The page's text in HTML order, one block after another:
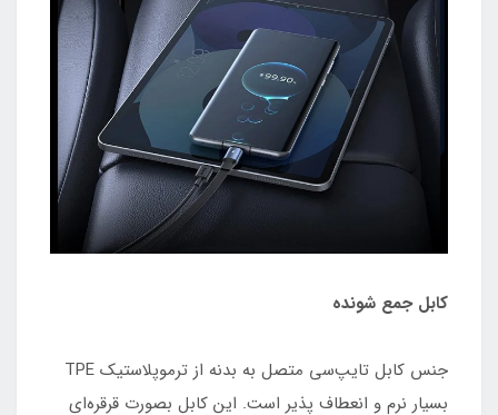
کابل جمع شونده
جنس کابل تایپ‌سی متصل به بدنه از ترموپلاستیک TPE
بسیار نرم و انعطاف پذیر است. این کابل بصورت قرقره‌ای